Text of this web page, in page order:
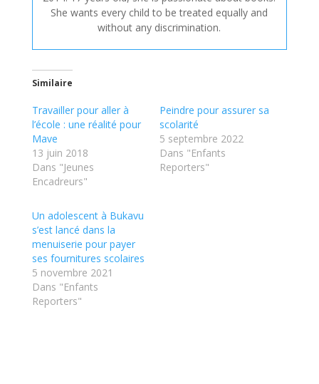
She wants every child to be treated equally and
without any discrimination.
Similaire
Travailler pour aller à
l’école : une réalité pour
Mave
13 juin 2018
Dans "Jeunes
Encadreurs"
Peindre pour assurer sa
scolarité
5 septembre 2022
Dans "Enfants
Reporters"
Un adolescent à Bukavu
s’est lancé dans la
menuiserie pour payer
ses fournitures scolaires
5 novembre 2021
Dans "Enfants
Reporters"